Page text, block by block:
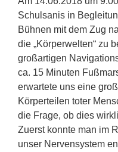
Schulsanis in
Bühnen mit dem Zug
die „Körperwelten“ zu
großartigen
ca. 15 Minuten
erwartete uns eine
Körperteilen toter
die Frage, ob dies
Zuerst konnte man im
unser Nervensystem